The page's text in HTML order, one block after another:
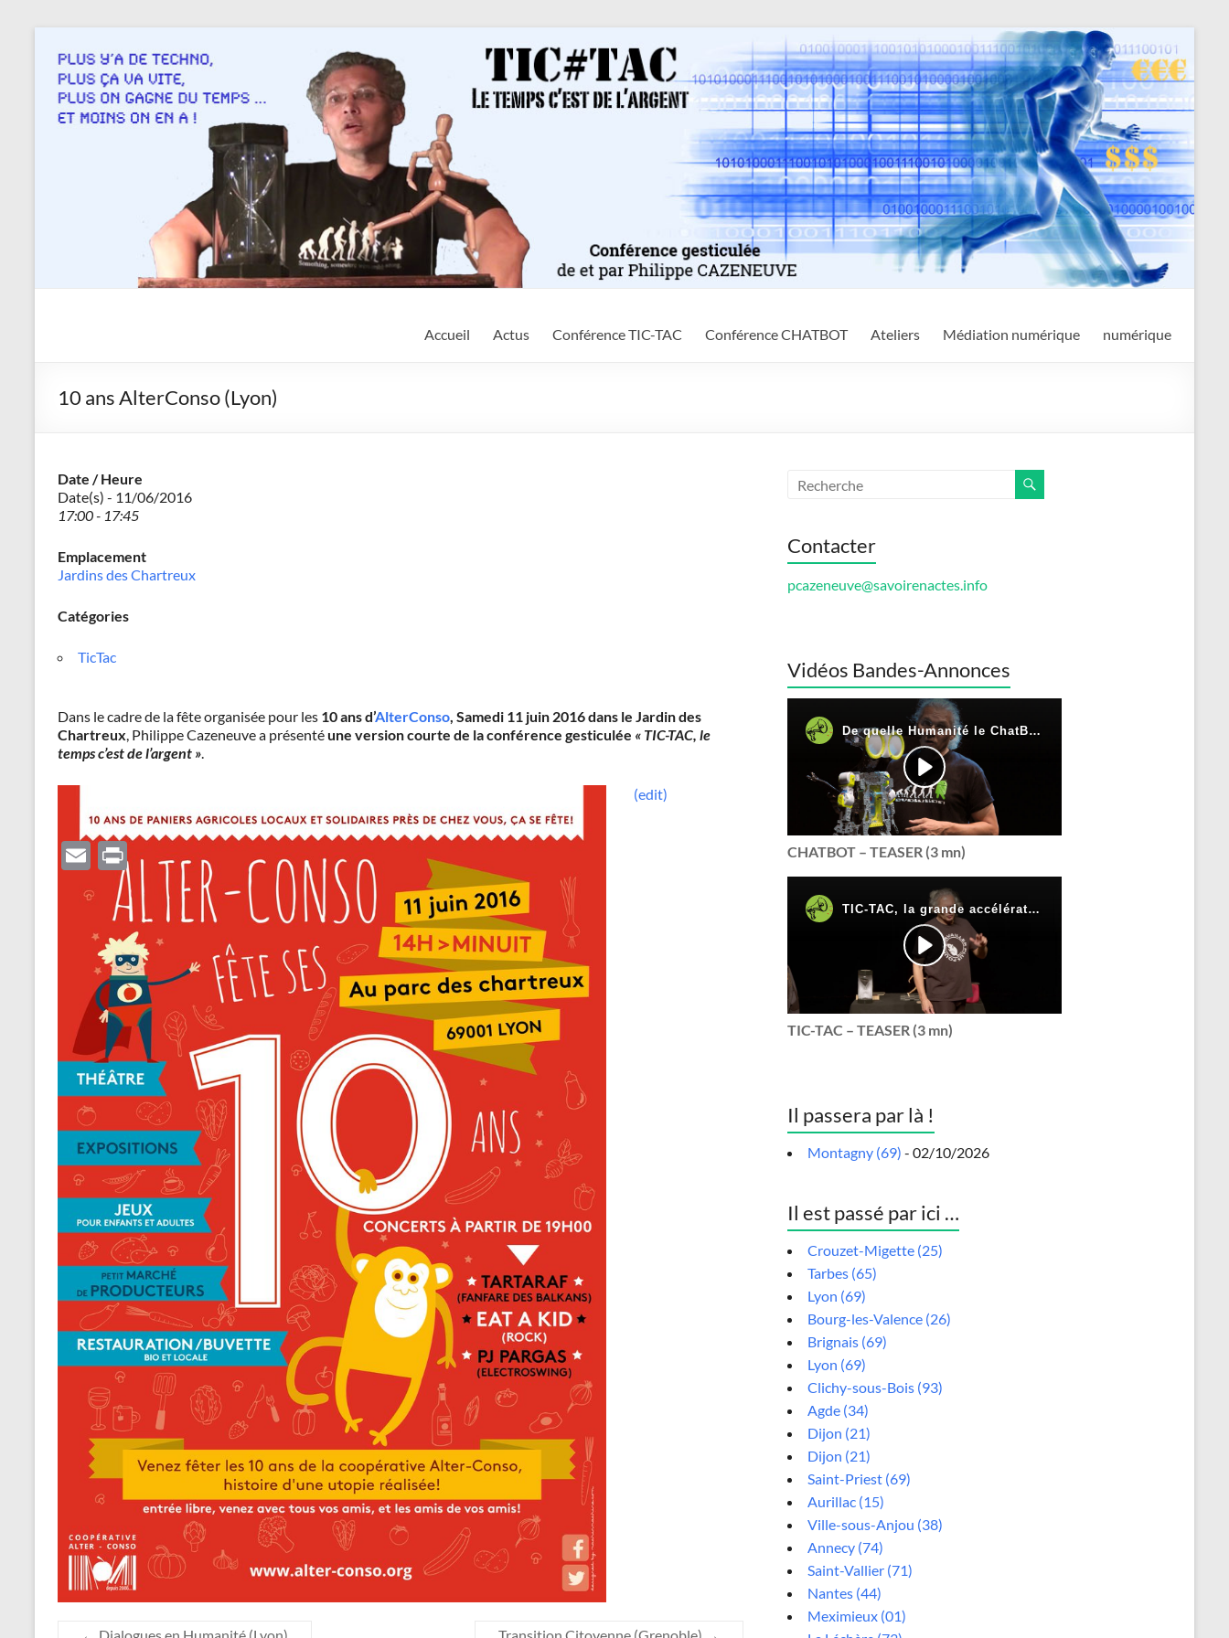
contenu
actes
Philippe
Cazeneuve
Accueil Actus Conférence TIC-TAC Conférence CHATBOT Ateliers Médiation numérique numérique
10 ans AlterConso (Lyon)
Date / Heure
Date(s) - 11/06/2016
17:00 - 17:45
Emplacement
Jardins des Chartreux
Catégories
TicTac
Dans le cadre de la fête organisée pour les 10 ans d’AlterConso, Samedi 11 juin 2016 dans le Jardin des
Chartreux, Philippe Cazeneuve a présentéune version courte de la conférence gesticulée « TIC-TAC, le
temps c’est de l’argent ».
(edit)
E
m
ail
P
ri
nt
← Dialogues en Humanité (Lyon) Transition Citoyenne (Grenoble) →
Contacter
pcazeneuve@savoirenactes.info
Vidéos Bandes-Annonces
CHATBOT – TEASER (3 mn)
TIC-TAC – TEASER (3 mn)
Il passera par là !
Montagny (69) - 02/10/2026
Il est passé par ici …
Crouzet-Migette (25)
Tarbes (65)
Lyon (69)
Bourg-les-Valence (26)
Brignais (69)
Lyon (69)
Clichy-sous-Bois (93)
Agde (34)
Dijon (21)
Dijon (21)
Saint-Priest (69)
Aurillac (15)
Ville-sous-Anjou (38)
Annecy (74)
Saint-Vallier (71)
Nantes (44)
Meximieux (01)